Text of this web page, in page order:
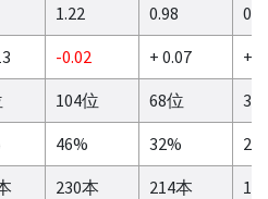
1.22 0.98
-0.02 + 0.07
+
104位 68位
35
46% 32%
230本 214本